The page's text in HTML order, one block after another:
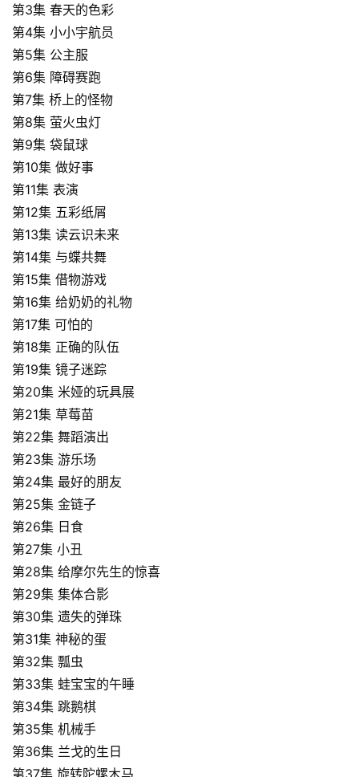
首
页
英
文
资
源
中
文
动
画
第3集 春天的色彩
第4集 小小宇航员
第5集 公主服
第6集 障碍赛跑
第7集 桥上的怪物
第8集 萤火虫灯
第9集 袋鼠球
第10集 做好事
第11集 表演
第12集 五彩纸屑
第13集 读云识未来
第14集 与蝶共舞
第15集 借物游戏
第16集 给奶奶的礼物
第17集 可怕的
第18集 正确的队伍
第19集 镜子迷踪
第20集 米娅的玩具展
第21集 草莓苗
第22集 舞蹈演出
第23集 游乐场
第24集 最好的朋友
第25集 金链子
第26集 日食
第27集 小丑
第28集 给摩尔先生的惊喜
第29集 集体合影
第30集 遗失的弹珠
第31集 神秘的蛋
第32集 瓢虫
第33集 蛙宝宝的午睡
第34集 跳鹅棋
第35集 机械手
第36集 兰戈的生日
第37集 旋转陀螺木马